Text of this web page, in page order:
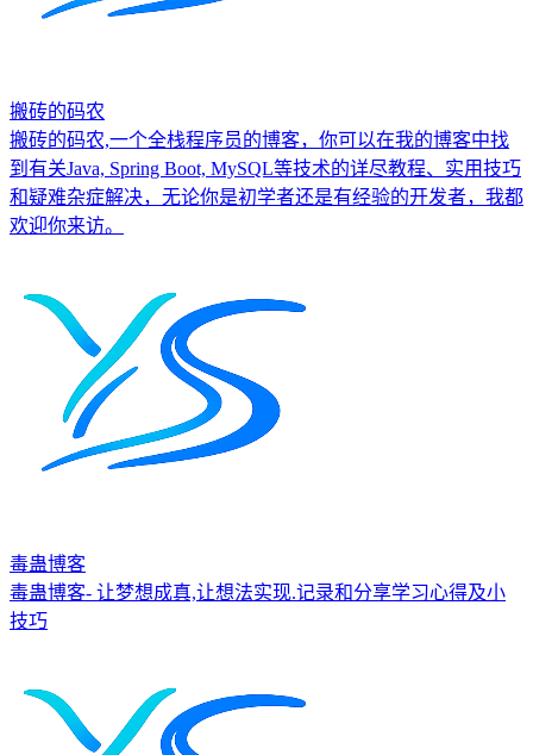
搬砖的码农
搬砖的码农,一个全栈程序员的博客，你可以在我的博客中找
到有关Java, Spring Boot, MySQL等技术的详尽教程、实用技巧
和疑难杂症解决，无论你是初学者还是有经验的开发者，我都
欢迎你来访。
毒蛊博客
毒蛊博客- 让梦想成真,让想法实现.记录和分享学习心得及小
技巧